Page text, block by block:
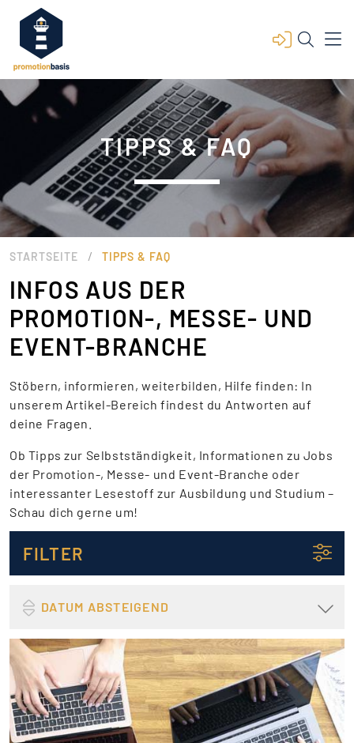
TIPPS & FAQ
STARTSEITE / TIPPS & FAQ
INFOS AUS DER
PROMOTION-, MESSE- UND
EVENT-BRANCHE
Stöbern, informieren, weiterbilden, Hilfe finden: In
unserem Artikel-Bereich findest du Antworten auf
deine Fragen.
Ob Tipps zur Selbstständigkeit, Informationen zu Jobs
der Promotion-, Messe- und Event-Branche oder
interessanter Lesestoff zur Ausbildung und Studium –
Schau dich gerne um!
FILTER
DATUM ABSTEIGEND